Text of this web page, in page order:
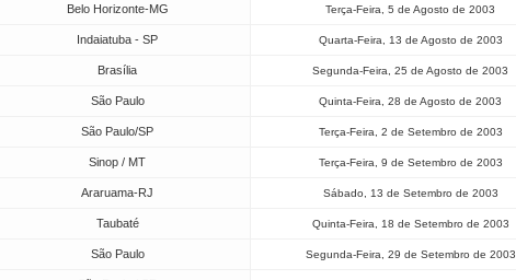
Belo Horizonte-MG Terça-Feira, 5 de Agosto de 2003
Indaiatuba - SP Quarta-Feira, 13 de Agosto de 2003
Brasília Segunda-Feira, 25 de Agosto de 2003
São Paulo Quinta-Feira, 28 de Agosto de 2003
São Paulo/SP Terça-Feira, 2 de Setembro de 2003
Sinop / MT Terça-Feira, 9 de Setembro de 2003
Araruama-RJ Sábado, 13 de Setembro de 2003
Taubaté Quinta-Feira, 18 de Setembro de 2003
São Paulo Segunda-Feira, 29 de Setembro de 2003